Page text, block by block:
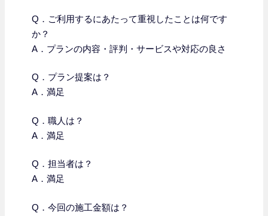
Q． ご利用するにあたって重視したことは何です
か？
A．プランの内容・評判・サービスや対応の良さ
Q．プラン提案は？
A．満足
Q．職人は？
A．満足
Q．担当者は？
A．満足
Q．今回の施工金額は？